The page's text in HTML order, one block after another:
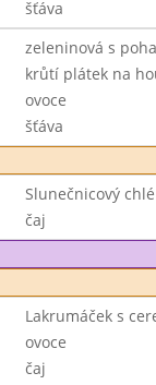
šťáva
zeleninová s
krůtí plátek na
ovoce
šťáva
Slunečnicový
čaj
Lakrumáček s
ovoce
čaj